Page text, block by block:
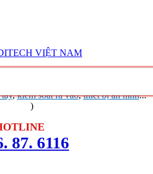
,kiểm soát ra vào,thiết bị an ninh...
)
87. 6116